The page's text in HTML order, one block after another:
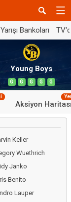
Bankoları
Young Boys
G G G G G
Aksiyon
Keller
Wuethrich
Janko
Benito
Lauper